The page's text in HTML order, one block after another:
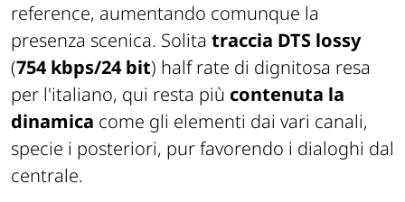
reference, aumentando comunque la
presenza scenica. Solita traccia DTS lossy
(754 kbps/24 bit) half rate di dignitosa resa
per l'italiano, qui resta più contenuta la
dinamica come gli elementi dai vari canali,
specie i posteriori, pur favorendo i dialoghi dal
centrale.